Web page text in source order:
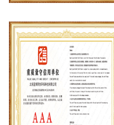
安全生产许可证案例